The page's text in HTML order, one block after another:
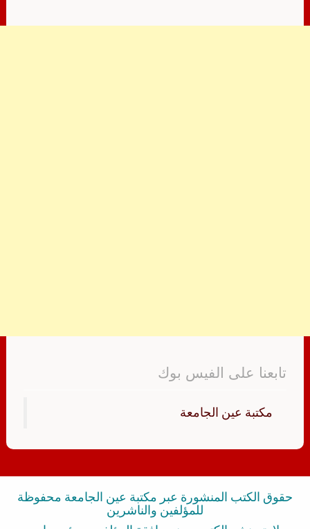
تابعنا على الفيس بوك
‏مكتبة عين الجامعة‏
حقوق الكتب المنشورة عبر مكتبة عين الجامعة محفوظة
للمؤلفين والناشرين